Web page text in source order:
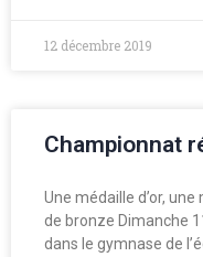
12 décembre 2019
Championnat
Une médaille d’or,
de bronze Dimanche
dans le gymnase de